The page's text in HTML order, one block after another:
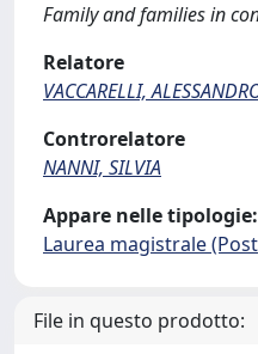
Family and families in
Relatore
VACCARELLI,
Controrelatore
NANNI, SILVIA
Appare nelle tipologie:
Laurea magistrale
File in questo prodotto: